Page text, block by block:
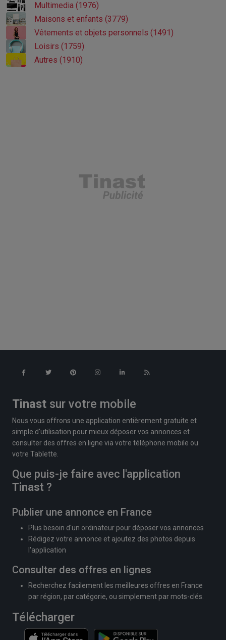
Multimedia (1976)
Maisons et enfants (3779)
Vêtements et objets personnels (1491)
Loisirs (1759)
Autres (1910)
Tinast sur votre mobile
Nous vous offrons une application entièrement gratuite et
simple d'utilisation pour mieux déposer vos annonces et
consulter des offres en ligne via votre téléphone mobile ou
votre Tablette.
Que puis-je faire avec l'application
Tinast ?
Publier une annonce en France
Plus besoin d'un ordinateur pour déposer vos annonces
Rédigez votre annonce et ajoutez des photos depuis
l'application
Consulter des offres en lignes
Recherchez facilement les meilleures offres en France
par région, par catégorie, ou simplement par mots-clés.
Télécharger